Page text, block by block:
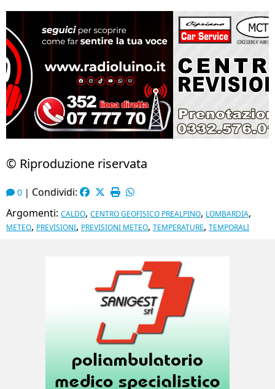
© Riproduzione riservata
0 | Condividi:
Argomenti: CALDO, CENTRO GEOFISICO PREALPINO, LOMBARDIA,
METEO, PREVISIONI, PREVISIONI METEO, TEMPERATURE, TEMPORALI